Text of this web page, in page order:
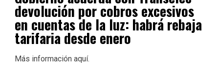
devolución por cobros excesivos
en cuentas de la luz: habrá rebaja
tarifaria desde enero
Más información aquí.